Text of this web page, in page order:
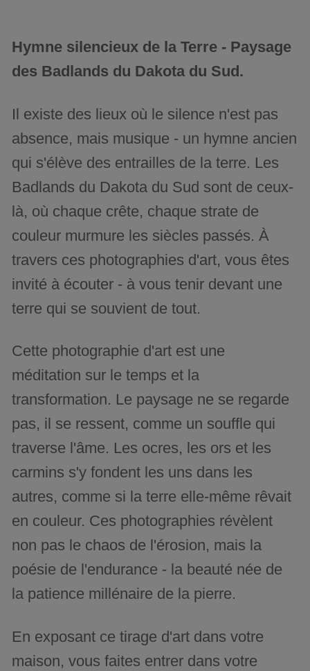
Hymne silencieux de la Terre - Paysage
des Badlands du Dakota du Sud.
Il existe des lieux où le silence n'est pas
absence, mais musique - un hymne ancien
qui s'élève des entrailles de la terre. Les
Badlands du Dakota du Sud sont de ceux-
là, où chaque crête, chaque strate de
couleur murmure les siècles passés. À
travers ces photographies d'art, vous êtes
invité à écouter - à vous tenir devant une
terre qui se souvient de tout.
Cette photographie d'art est une
méditation sur le temps et la
transformation. Le paysage ne se regarde
pas, il se ressent, comme un souffle qui
traverse l'âme. Les ocres, les ors et les
carmins s'y fondent les uns dans les
autres, comme si la terre elle-même rêvait
en couleur. Ces photographies révèlent
non pas le chaos de l'érosion, mais la
poésie de l'endurance - la beauté née de
la patience millénaire de la pierre.
En exposant ce tirage d'art dans votre
maison, vous faites entrer dans votre